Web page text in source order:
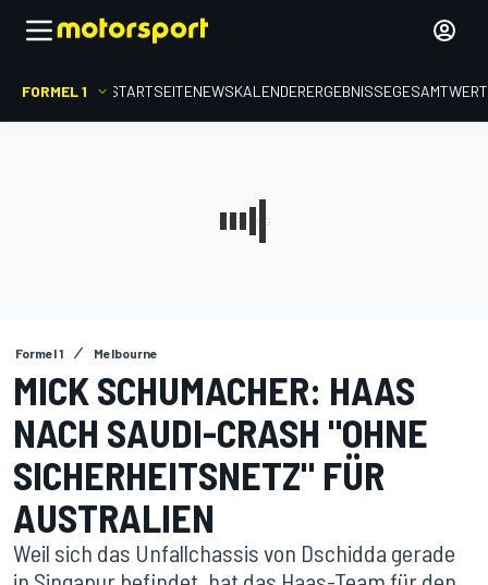
FORMEL 1 STARTSEITENEWSKALENDERERGEBNISSE
Formel 1 Melbourne
MICK SCHUMACHER: HAAS
NACH SAUDI-CRASH "OHNE
SICHERHEITSNETZ" FÜR
AUSTRALIEN
Weil sich das Unfallchassis von Dschidda gerade